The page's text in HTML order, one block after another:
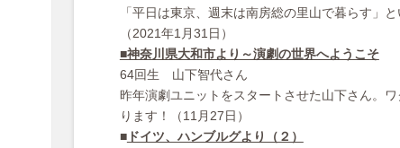
「平日は東京、週末は南房総の里山で暮らす」
（2021年1月31日）
■神奈川県大和市より～演劇の世界へようこそ
64回生 山下智代さん
昨年演劇ユニットをスタートさせた山下さん。
ります！（11月27日）
■ドイツ、ハンブルグより（２）